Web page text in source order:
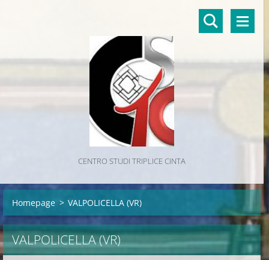
CENTRO STUDI TRIPLICE CINTA
Homepage > VALPOLICELLA (VR)
VALPOLICELLA (VR)